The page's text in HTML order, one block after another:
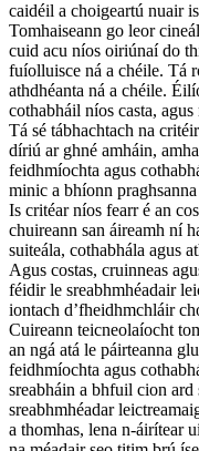
caidéil a choigeartú nuair
Tomhaiseann go leor
cuid acu níos oiriúnaí do
fuíolluisce ná a chéile. Tá
athdhéanta ná a chéile.
cothabháil níos casta,
Tá sé tábhachtach na
díriú ar ghné amháin,
feidhmíochta agus
minic a bhíonn
Is critéar níos fearr é an
chuireann san áireamh ní
suiteála, cothabhála agus
Agus costas, cruinneas
féidir le sreabhmhéadair
iontach d’fheidhmchláir
Cuireann teicneolaíocht
an ngá atá le páirteanna
feidhmíochta agus
sreabháin a bhfuil cion
sreabhmhéadar
a thomhas, lena n-áirítear